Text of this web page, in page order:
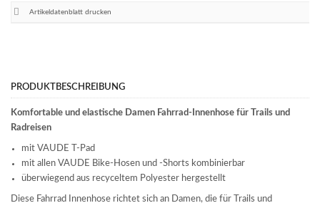
Artikeldatenblatt drucken
PRODUKTBESCHREIBUNG
Komfortable und elastische Damen Fahrrad-Innenhose für Trails und
Radreisen
mit VAUDE T-Pad
mit allen VAUDE Bike-Hosen und -Shorts kombinierbar
überwiegend aus recyceltem Polyester hergestellt
Diese Fahrrad Innenhose richtet sich an Damen, die für Trails und